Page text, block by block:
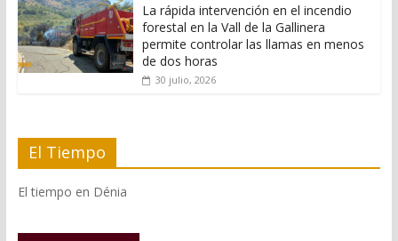
La rápida intervención en el incendio
forestal en la Vall de la Gallinera
permite controlar las llamas en menos
de dos horas
30 julio, 2026
El Tiempo
El tiempo en Dénia